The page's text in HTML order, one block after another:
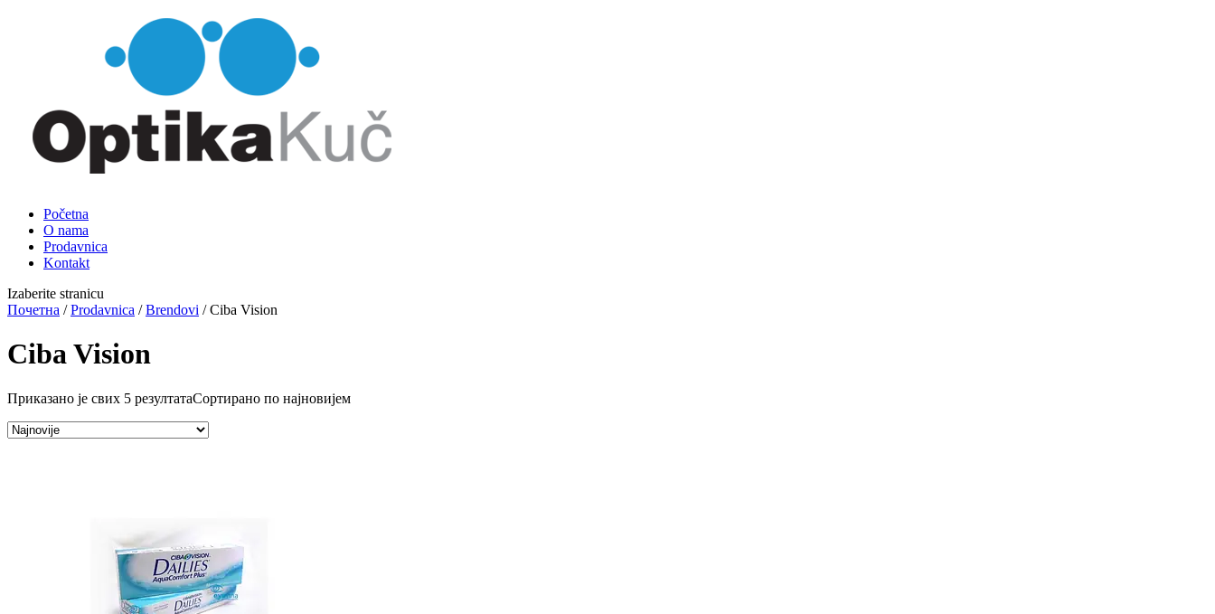
Početna
O nama
Prodavnica
Kontakt
Izaberite stranicu
Почетна /Prodavnica /Brendovi / Ciba Vision
Ciba Vision
Приказано је свих 5 резултатаСортирано по најновијем